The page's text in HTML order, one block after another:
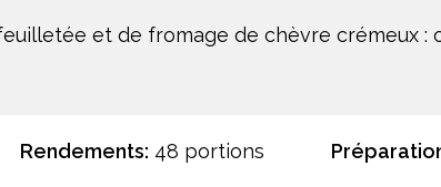
et de fromage de chèvre crémeux :
Rendements: 48 portions